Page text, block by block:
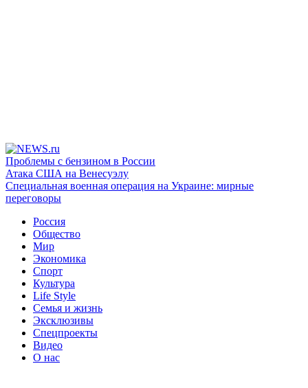
Проблемы с бензином в России
Атака США на Венесуэлу
Специальная военная операция на Украине: мирные
переговоры
Россия
Общество
Мир
Экономика
Спорт
Культура
Life Style
Семья и жизнь
Эксклюзивы
Спецпроекты
Видео
О нас